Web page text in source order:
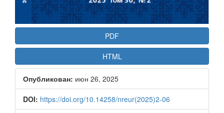
PDF
HTML
Опубликован: июн 26, 2025
DOI: https://doi.org/10.14258/nreur(2025)2-06